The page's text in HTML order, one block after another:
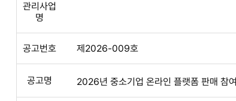
관리사업
명
공고번호 제2026-009호
공고명 2026년 중소기업 온라인 플랫폼 판매 참